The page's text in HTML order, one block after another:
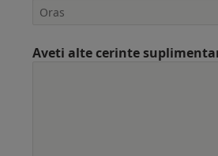
Aveti alte cerinte